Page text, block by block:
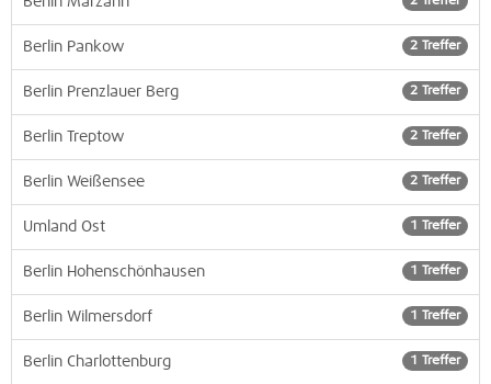
2 Treffer
Berlin Pankow
2 Treffer
Berlin Prenzlauer Berg
2 Treffer
Berlin Treptow
2 Treffer
Berlin Weißensee
1 Treffer
Umland Ost
1 Treffer
Berlin Hohenschönhausen
1 Treffer
Berlin Wilmersdorf
1 Treffer
Berlin Charlottenburg